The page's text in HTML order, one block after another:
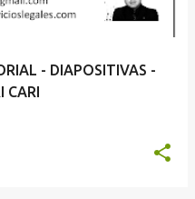
- DIAPOSITIVAS -
CARI